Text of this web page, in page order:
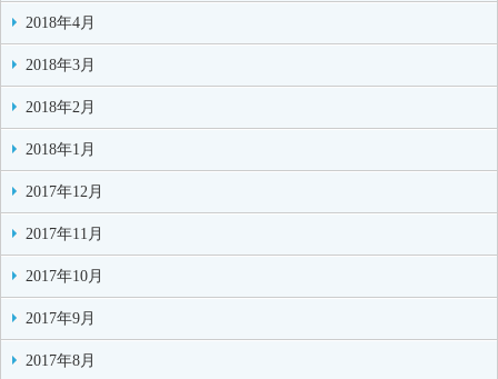
2018年4月
2018年3月
2018年2月
2018年1月
2017年12月
2017年11月
2017年10月
2017年9月
2017年8月